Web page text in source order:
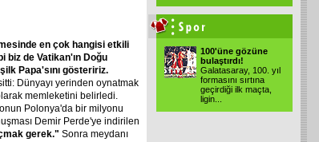
en çok hangisi etkili
biz de Vatikan'ın Doğu
Papa'sını gösteririz.
Dünyayı yerinden oynatmak
memleketini belirledi.
Polonya'da bir milyonu
Demir Perde'ye indirilen
gerek." Sonra meydanı
100'üne gözüne
bulaştırdı!
Galatasaray, 100. yıl
formasını sırtına
geçirdiği ilk maçta,
ligin...